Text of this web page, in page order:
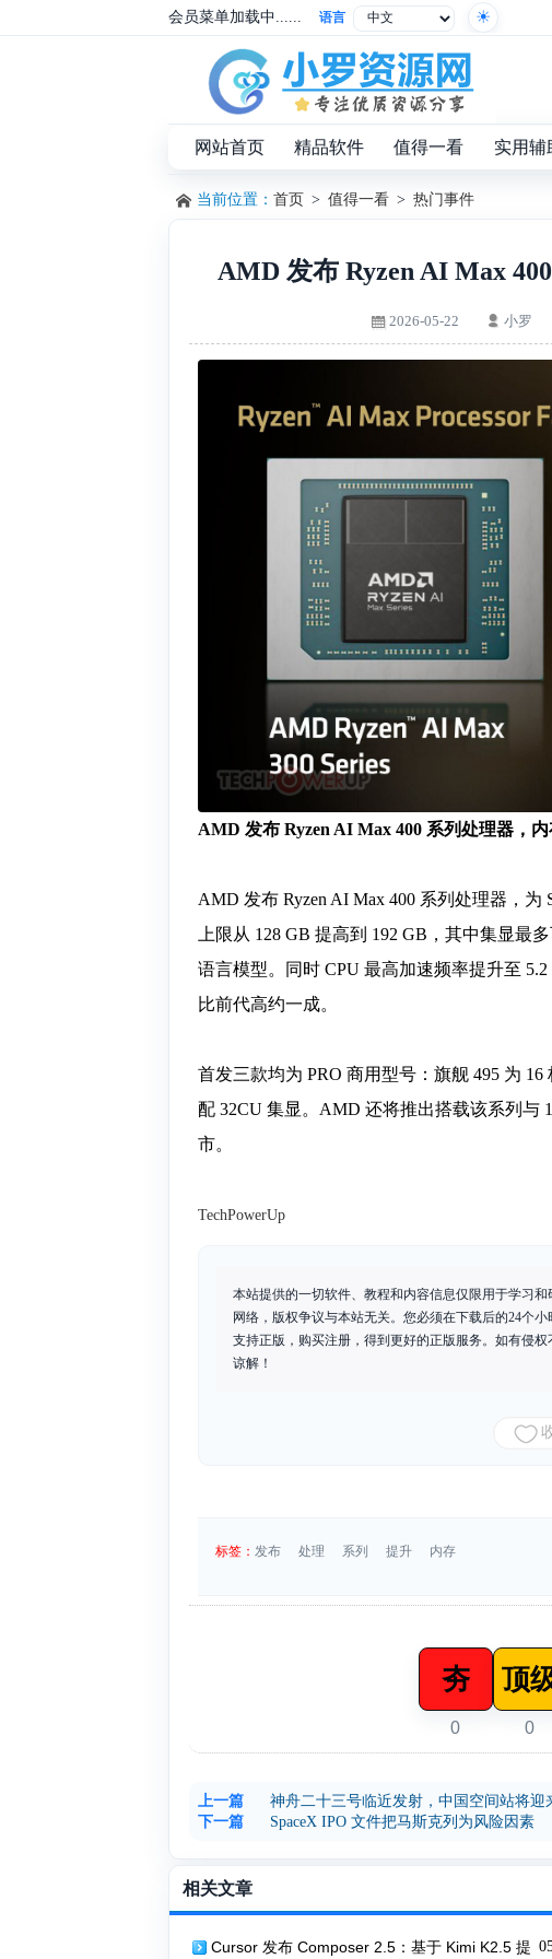
会员菜单加载中...... 语言
网站首页 精品软件 值得一看 实用辅
当前位置： 首页 > 值得一看 > 热门事件
AMD 发布 Ryzen AI Max
2026-05-22 小罗
AMD 发布 Ryzen AI Max 400 系列处理器，
AMD 发布 Ryzen AI Max 400 系列处理器，
上限从 128 GB 提高到 192 GB，其中集显最
语言模型。同时 CPU 最高加速频率提升至 5.2
比前代高约一成。
首发三款均为 PRO 商用型号：旗舰 495 为 16
配 32CU 集显。AMD 还将推出搭载该系列与
市。
TechPowerUp
本站提供的一切软件、教程和内容信息仅限用于学习
网络，版权争议与本站无关。您必须在下载后的24个
支持正版，购买注册，得到更好的正版服务。如有侵权
谅解！
标签： 发布 处理 系列 提升 内存
夯
0
顶
0
上一篇
神舟二十三号临近发射，中国空间站将迎
下一篇
SpaceX IPO 文件把马斯克列为风险因素
相关文章
Cursor 发布 Composer 2.5：基于 Kimi K2.5 提